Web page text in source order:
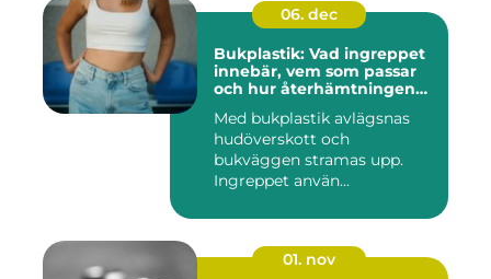
06. dec
Bukplastik: Vad ingreppet
innebär, vem som passar
och hur återhämtningen
Med bukplastik avlägsnas
hudöverskott och
bukväggen stramas upp.
Ingreppet använ...
01. nov